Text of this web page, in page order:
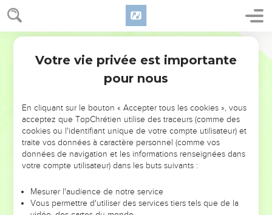
NE MANQUEZ PAS L’ÉVÉNEMENT
DE L’ANNÉE !
ET SI LEURS ERREURS POUVAIENT VOUS ÉVITER LES
VOTRES ?
leur foi ou leur vision. Mais on voit moins les doutes, les erreurs
et les saisons difficiles qu'ils ont traversés, alors même que ce
Votre vie privée est importante
pour nous
En cliquant sur le bouton « Accepter tous les cookies », vous
acceptez que TopChrétien utilise des traceurs (comme des
cookies ou l'identifiant unique de votre compte utilisateur) et
traite vos données à caractère personnel (comme vos
données de navigation et les informations renseignées dans
votre compte utilisateur) dans les buts suivants :
Mesurer l'audience de notre service
Vous permettre d'utiliser des services tiers tels que de la